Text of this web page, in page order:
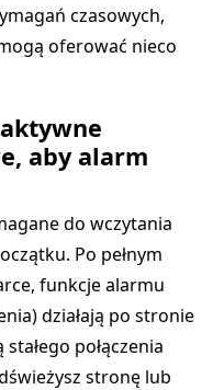
czasowych,
oferować nieco
aby alarm
do wczytania
Po pełnym
funkcje alarmu
działają po stronie
połączenia
stronę lub